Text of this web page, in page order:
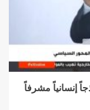
إنسانياً مشرفاً